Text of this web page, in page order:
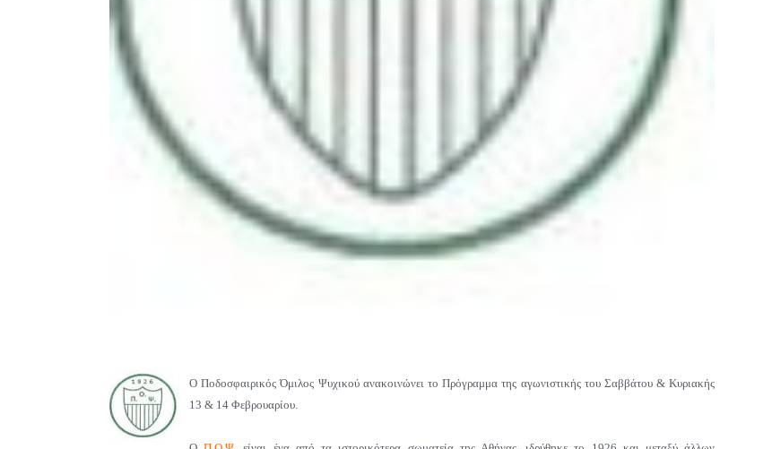
Ο Ποδοσφαιρικός Όμιλος Ψυχικού ανακοινώνει το Πρόγραμμα της αγωνιστικής του Σαββάτου & Κυριακής
13 & 14 Φεβρουαρίου.